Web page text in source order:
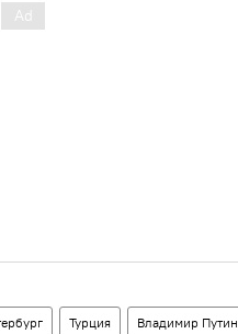
Турция Владимир Путин